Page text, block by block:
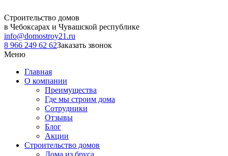
Строительство домов
в Чебоксарах и Чувашской республике
info@domostroy21.ru
8 966 249 62 62Заказать звонок
Меню
Главная
О компании
Преимущества
Где мы строим дома
Сотрудники
Отзывы
Блог
Акции
Строительство домов
Дома из бруса